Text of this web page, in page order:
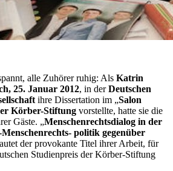
alle Zuhörer ruhig: Als Katrin
25. Januar 2012, in derDeutschen
ihre Dissertation im „Salon
Körber-Stiftung vorstellte, hatte sie die
Gäste. „Menschenrechtsdialog in der
politik gegenüber
der provokante Titel ihrer Arbeit, für
Studienpreis der Körber-Stiftung